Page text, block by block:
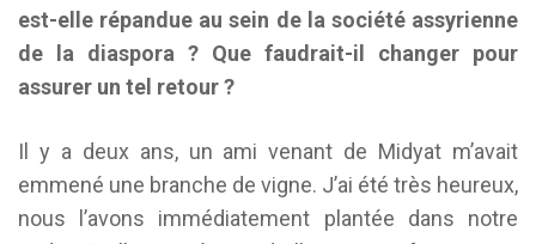
est-elle répandue au sein de la société assyrienne
de la diaspora ? Que faudrait-il changer pour
assurer un tel retour ?
Il y a deux ans, un ami venant de Midyat m’avait
emmené une branche de vigne. J’ai été très heureux,
nous l’avons immédiatement plantée dans notre